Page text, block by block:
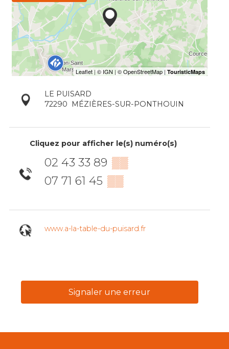
LE PUISARD
72290
MÉZIÈRES-SUR-PONTHOUIN
Cliquez pour afficher le(s) numéro(s)
02 43 33 89 ▒▒
07 71 61 45 ▒▒
www.a-la-table-du-puisard.fr
Signaler une erreur